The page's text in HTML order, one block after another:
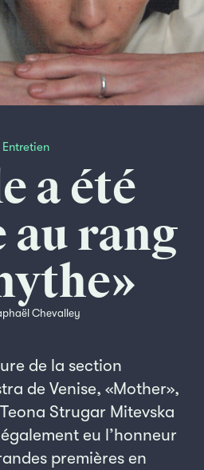
Entretien
a été
au rang
Chevalley
de la section
de Venise, «Mother»,
Strugar Mitevska
eu l’honneur
premières en